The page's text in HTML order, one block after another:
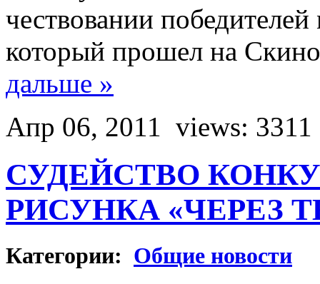
чествовании
который прошел на
дальше »
Апр 06, 2011
views: 3311
СУДЕЙСТВО
РИСУНКА «ЧЕРЕЗ
Категории: Общие новости